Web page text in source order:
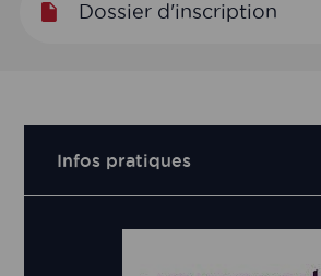
Dossier d'inscription
Infos pratiques